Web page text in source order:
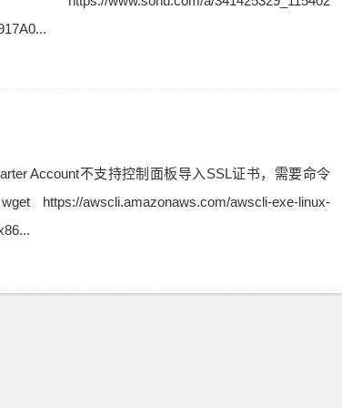
Account不支持控制面板导入SSL证书，需要命令
awscli.amazonaws.com/awscli-exe-linux-